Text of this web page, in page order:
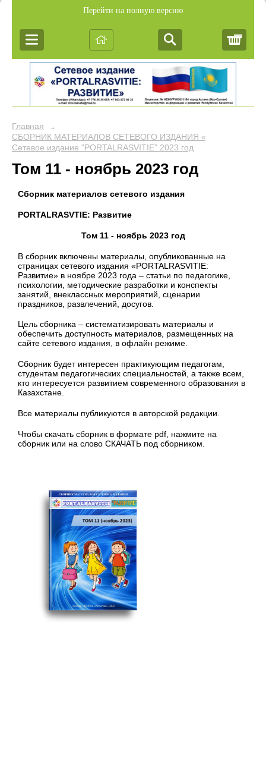
Перейти на полную версию
Главная →
СБОРНИК МАТЕРИАЛОВ СЕТЕВОГО ИЗДАНИЯ
Сетевое издание "PORTALRASVITIE" 2023 год
Том 11 - ноябрь 2023 год
Сборник материалов сетевого издания
PORTALRASVTIE: Развитие
Том 11 - ноябрь 2023 год
В сборник включены материалы, опубликованные на
страницах сетевого издания «PORTALRASVITIE:
Развитие» в ноябре 2023 года – статьи по педагогике,
психологии, методические разработки и конспекты
занятий, внеклассных мероприятий, сценарии
праздников, развлечений, досугов.
Цель сборника – систематизировать материалы и
обеспечить доступность материалов, размещенных на
сайте сетевого издания, в офлайн режиме.
Сборник будет интересен практикующим педагогам,
студентам педагогических специальностей, а также всем,
кто интересуется развитием современного образования в
Казахстане.
Все материалы публикуются в авторской редакции.
Чтобы скачать сборник в формате pdf, нажмите на
сборник или на слово СКАЧАТЬ под сборником.